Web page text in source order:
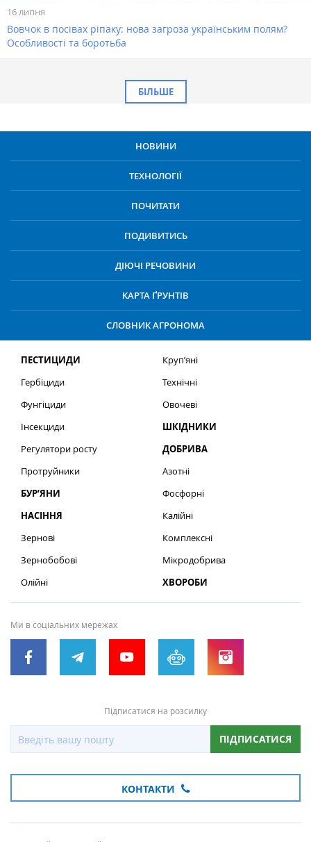
16 липня
Вовчок в посівах ріпаку: нова загроза українським полям?
Особливості та боротьба
БІЛЬШЕ
НОВИНИ
ТЕХНОЛОГІЇ
ПОЧИТАТИ
ПОДИВИТИСЬ
ДІЮЧІ РЕЧОВИНИ
КАРТА ҐРУНТІВ
СЛОВНИК АГРОНОМА
ПЕСТИЦИДИ
Гербіциди
Фунгіциди
Інсекциди
Регулятори росту
Протруйники
БУР’ЯНИ
НАСІННЯ
Зернові
Зернобобові
Олійні
Круп’яні
Технічні
Овочеві
ШКІДНИКИ
ДОБРИВА
Азотні
Фосфорні
Калійні
Комплексні
Мікродобрива
ХВОРОБИ
Ми в соціальних мережах
Підписатися на розсилку
ПІДПИСАТИСЯ
КОНТАКТИ